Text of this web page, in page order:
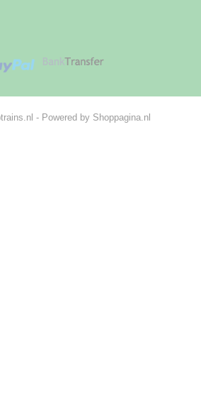
- Powered by Shoppagina.nl